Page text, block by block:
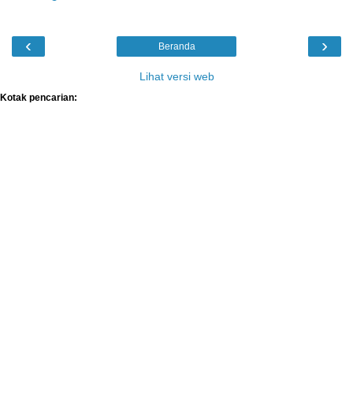
‹ ›
Beranda
Lihat versi web
Kotak pencarian: